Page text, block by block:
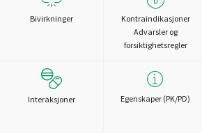
Bivirkninger
Kontraindikasjoner
Advarsler og
forsiktighetsregler
Interaksjoner Egenskaper (PK/PD)